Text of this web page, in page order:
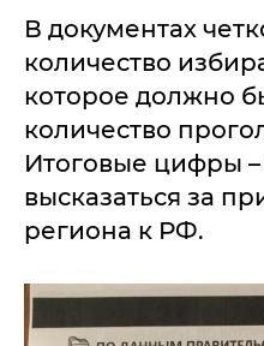
В документах
количество
которое должно
количество
Итоговые цифры
высказаться за
региона к РФ.